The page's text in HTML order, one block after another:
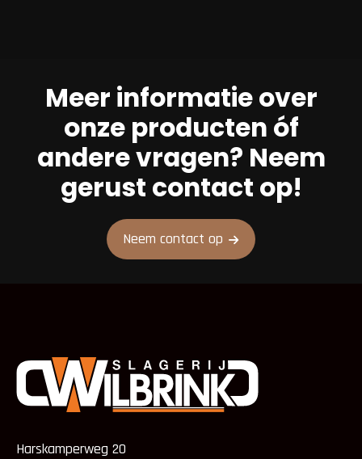
Meer informatie over
onze producten óf
andere vragen? Neem
gerust contact op!
Neem contact op
Harskamperweg 20